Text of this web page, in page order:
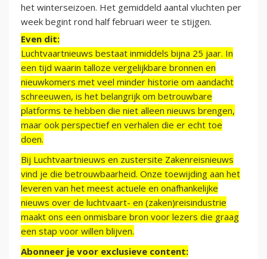
het winterseizoen. Het gemiddeld aantal vluchten per
week begint rond half februari weer te stijgen.
Even dit:
Luchtvaartnieuws bestaat inmiddels bijna 25 jaar. In
een tijd waarin talloze vergelijkbare bronnen en
nieuwkomers met veel minder historie om aandacht
schreeuwen, is het belangrijk om betrouwbare
platforms te hebben die niet alleen nieuws brengen,
maar ook perspectief en verhalen die er echt toe
doen.
Bij Luchtvaartnieuws en zustersite Zakenreisnieuws
vind je die betrouwbaarheid. Onze toewijding aan het
leveren van het meest actuele en onafhankelijke
nieuws over de luchtvaart- en (zaken)reisindustrie
maakt ons een onmisbare bron voor lezers die graag
een stap voor willen blijven.
Abonneer je voor exclusieve content: